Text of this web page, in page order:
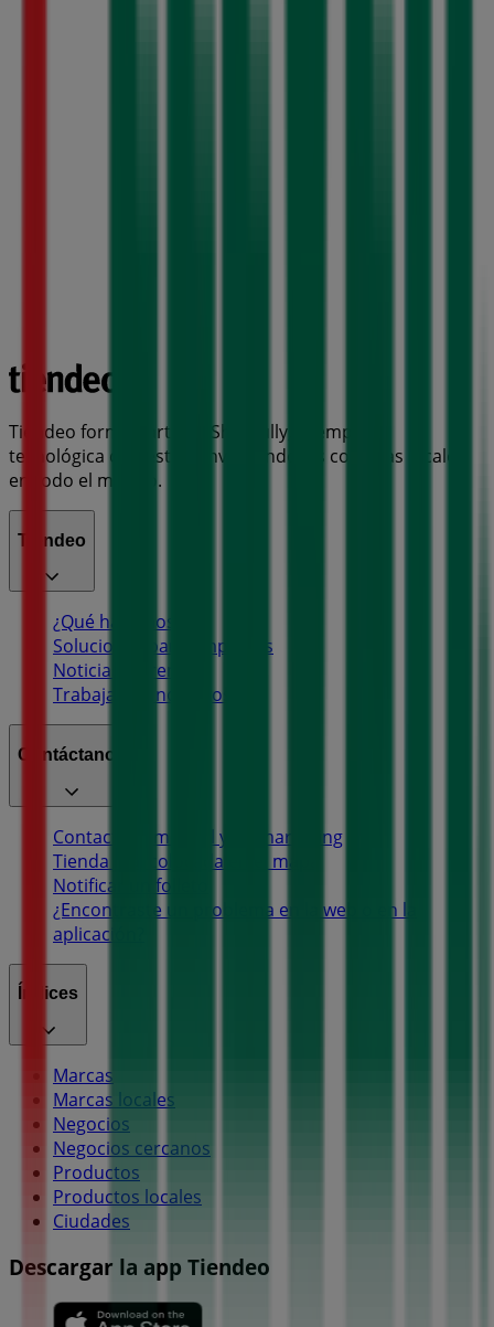
Tiendeo forma parte de Shopfully, la empresa
tecnológica que está reinventando las compras locales
en todo el mundo.
Tiendeo
¿Qué hacemos?
Soluciones para empresas
Noticias y prensa
Trabaja con nosotros
Contáctanos
Contacto comercial y de marketing
Tienda mal colocada en el mapa
Notificar un folleto
¿Encontraste un problema en la web o en la
aplicación?
Índices
Marcas
Marcas locales
Negocios
Negocios cercanos
Productos
Productos locales
Ciudades
Descargar la app Tiendeo